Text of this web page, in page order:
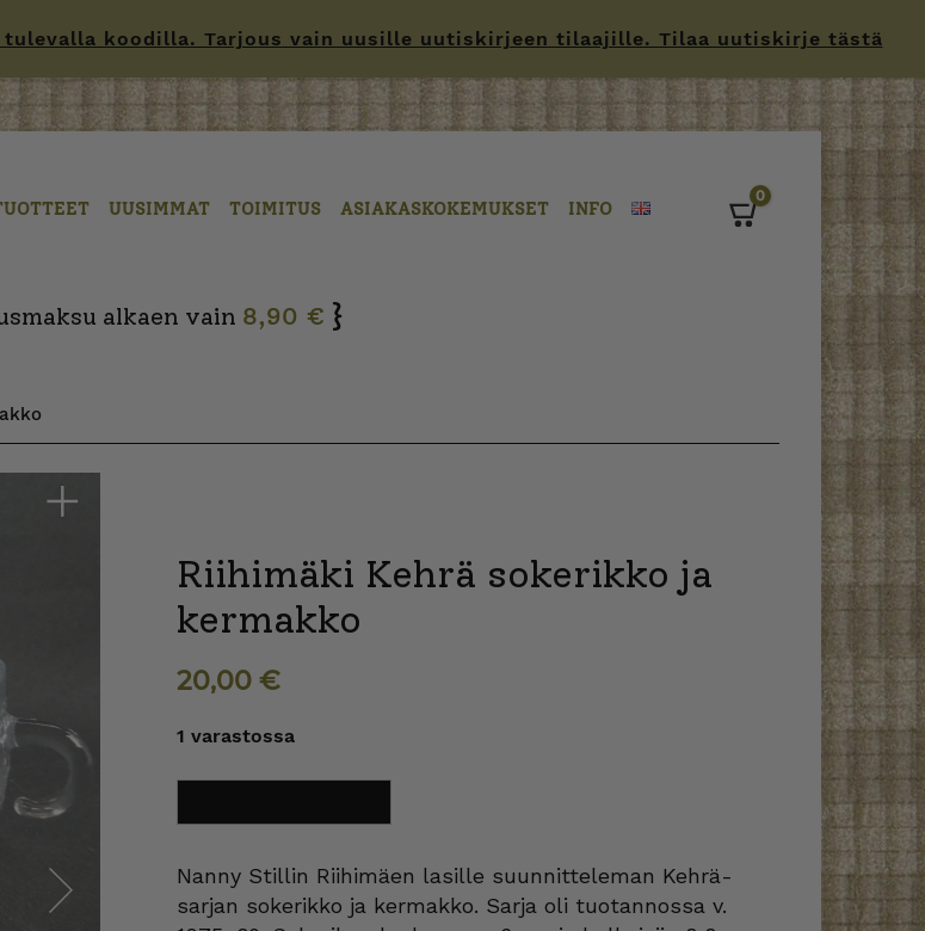
koodilla. Tarjous vain uusille uutiskirjeen tilaajille. Tilaa uutiskirje tästä
UUSIMMAT TOIMITUS ASIAKASKOKEMUKSET INFO
0
alkaen vain 8,90 € }
Riihimäki Kehrä sokerikko ja
kermakko
20,00 €
1 varastossa
sokerikko
määrä
Nanny Stillin Riihimäen lasille suunnitteleman Kehrä-
sarjan sokerikko ja kermakko. Sarja oli tuotannossa v.